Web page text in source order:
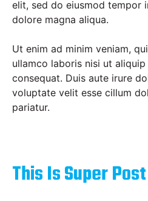
elit, sed do eiusmod tempor
dolore magna aliqua.
Ut enim ad minim veniam,
ullamco laboris nisi ut
consequat. Duis aute irure
voluptate velit esse cillum
pariatur.
This Is Super